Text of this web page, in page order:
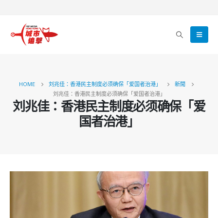
HOME 刘兆佳：香港民主制度必须确保「爱国者治港」
新聞
刘兆佳：香港民主制度必须确保「爱国者治港」
刘兆佳：香港民主制度必须确保「爱
国者治港」